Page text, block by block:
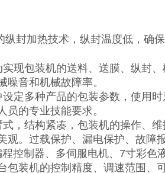
纵封加热技术，纵封温度低，确
包装机的送料、送膜、纵封、
噪音和机械故障率。
多种产品的包装参数，使用时
员的专业技能要求。
结构紧凑，包装机的操作、维
观。过载保护、漏电保护、故障
制器、多伺服电机、7寸彩色
包装机的控制精度、调速范围、